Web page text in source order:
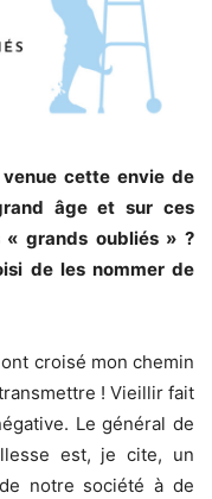
venue cette envie de
âge et sur ces
« grands oubliés » ?
de les nommer de
croisé mon chemin
! Vieillir fait
Le général de
est, je cite, un
notre société à de